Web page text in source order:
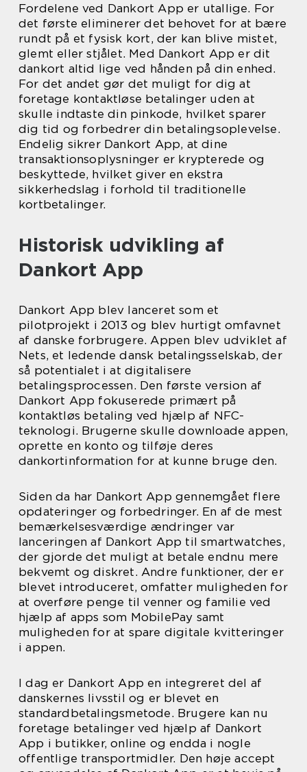
Fordelene ved Dankort App er utallige. For
det første eliminerer det behovet for at bære
rundt på et fysisk kort, der kan blive mistet,
glemt eller stjålet. Med Dankort App er dit
dankort altid lige ved hånden på din enhed.
For det andet gør det muligt for dig at
foretage kontaktløse betalinger uden at
skulle indtaste din pinkode, hvilket sparer
dig tid og forbedrer din betalingsoplevelse.
Endelig sikrer Dankort App, at dine
transaktionsoplysninger er krypterede og
beskyttede, hvilket giver en ekstra
sikkerhedslag i forhold til traditionelle
kortbetalinger.
Historisk udvikling af
Dankort App
Dankort App blev lanceret som et
pilotprojekt i 2013 og blev hurtigt omfavnet
af danske forbrugere. Appen blev udviklet af
Nets, et ledende dansk betalingsselskab, der
så potentialet i at digitalisere
betalingsprocessen. Den første version af
Dankort App fokuserede primært på
kontaktløs betaling ved hjælp af NFC-
teknologi. Brugerne skulle downloade appen,
oprette en konto og tilføje deres
dankortinformation for at kunne bruge den.
Siden da har Dankort App gennemgået flere
opdateringer og forbedringer. En af de mest
bemærkelsesværdige ændringer var
lanceringen af Dankort App til smartwatches,
der gjorde det muligt at betale endnu mere
bekvemt og diskret. Andre funktioner, der er
blevet introduceret, omfatter muligheden for
at overføre penge til venner og familie ved
hjælp af apps som MobilePay samt
muligheden for at spare digitale kvitteringer
i appen.
I dag er Dankort App en integreret del af
danskernes livsstil og er blevet en
standardbetalingsmetode. Brugere kan nu
foretage betalinger ved hjælp af Dankort
App i butikker, online og endda i nogle
offentlige transportmidler. Den høje accept